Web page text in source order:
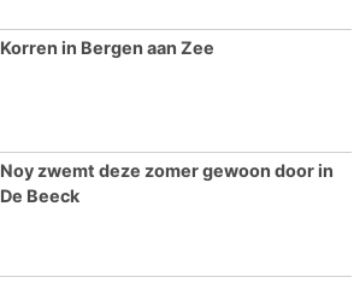
Korren in Bergen aan Zee
Noy zwemt deze zomer gewoon door in
De Beeck